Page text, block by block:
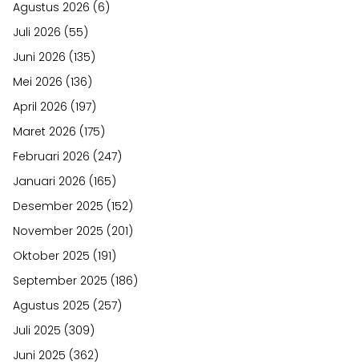
Agustus 2026 (6)
Juli 2026 (55)
Juni 2026 (135)
Mei 2026 (136)
April 2026 (197)
Maret 2026 (175)
Februari 2026 (247)
Januari 2026 (165)
Desember 2025 (152)
November 2025 (201)
Oktober 2025 (191)
September 2025 (186)
Agustus 2025 (257)
Juli 2025 (309)
Juni 2025 (362)